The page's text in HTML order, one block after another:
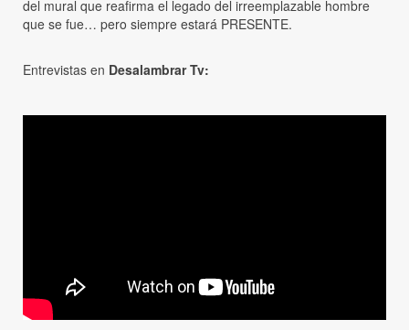
del mural que reafirma el legado del irreemplazable hombre
que se fue… pero siempre estará PRESENTE.
Entrevistas en Desalambrar Tv: